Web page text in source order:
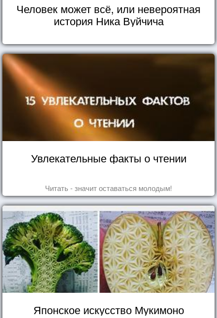
Человек может всё, или невероятная
история Ника Вуйчича
Увлекательные факты о чтении
Читать - значит оставаться молодым!
Японское искусство Мукимоно